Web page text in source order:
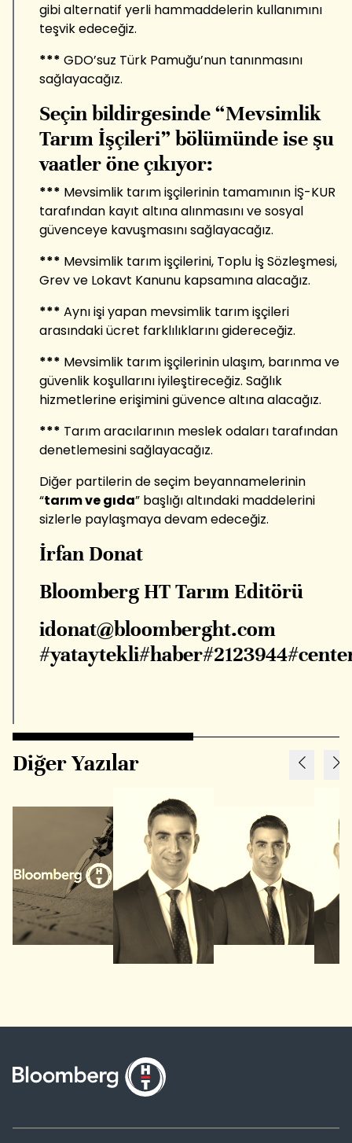
gibi alternatif yerli hammaddelerin kullanımını
teşvik edeceğiz.
*** GDO’suz Türk Pamuğu’nun tanınmasını
sağlayacağız.
Seçin bildirgesinde “Mevsimlik
Tarım İşçileri” bölümünde ise şu
vaatler öne çıkıyor:
*** Mevsimlik tarım işçilerinin tamamının İŞ-KUR
tarafından kayıt altına alınmasını ve sosyal
güvenceye kavuşmasını sağlayacağız.
*** Mevsimlik tarım işçilerini, Toplu İş Sözleşmesi,
Grev ve Lokavt Kanunu kapsamına alacağız.
*** Aynı işi yapan mevsimlik tarım işçileri
arasındaki ücret farklılıklarını gidereceğiz.
*** Mevsimlik tarım işçilerinin ulaşım, barınma ve
güvenlik koşullarını iyileştireceğiz. Sağlık
hizmetlerine erişimini güvence altına alacağız.
*** Tarım aracılarının meslek odaları tarafından
denetlemesini sağlayacağız.
Diğer partilerin de seçim beyannamelerinin
“tarım ve gıda” başlığı altındaki maddelerini
sizlerle paylaşmaya devam edeceğiz.
İrfan Donat
Bloomberg HT Tarım Editörü
idonat@bloomberght.com
Diğer Yazılar